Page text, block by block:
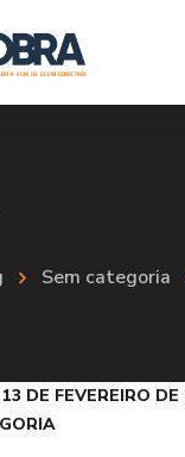
Sem categoria
13 DE FEVEREIRO DE